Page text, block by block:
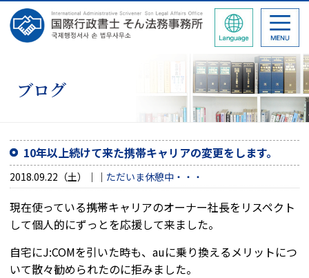
ブログ
10年以上続けて来た携帯キャリアの変更をします。
2018.09.22（土） ただいま休憩中・・・
現在使っている携帯キャリアのオーナー社長をリスペクト
して個人的にずっとを応援して来ました。
自宅にJ:COMを引いた時も、auに乗り換えるメリットにつ
いて散々勧められたのに拒みました。